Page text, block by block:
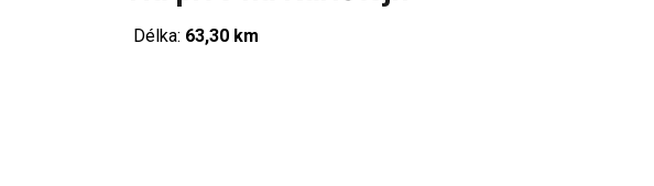
Délka: 63,30 km